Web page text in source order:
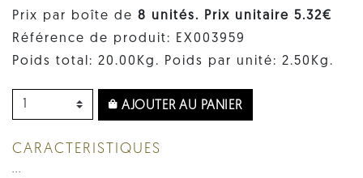
Prix par boîte de 8 unités. Prix ​​unitaire 5.32€
Référence de produit: EX003959
Poids total: 20.00Kg. Poids par unité: 2.50Kg.
AJOUTER AU PANIER
CARACTERISTIQUES
...